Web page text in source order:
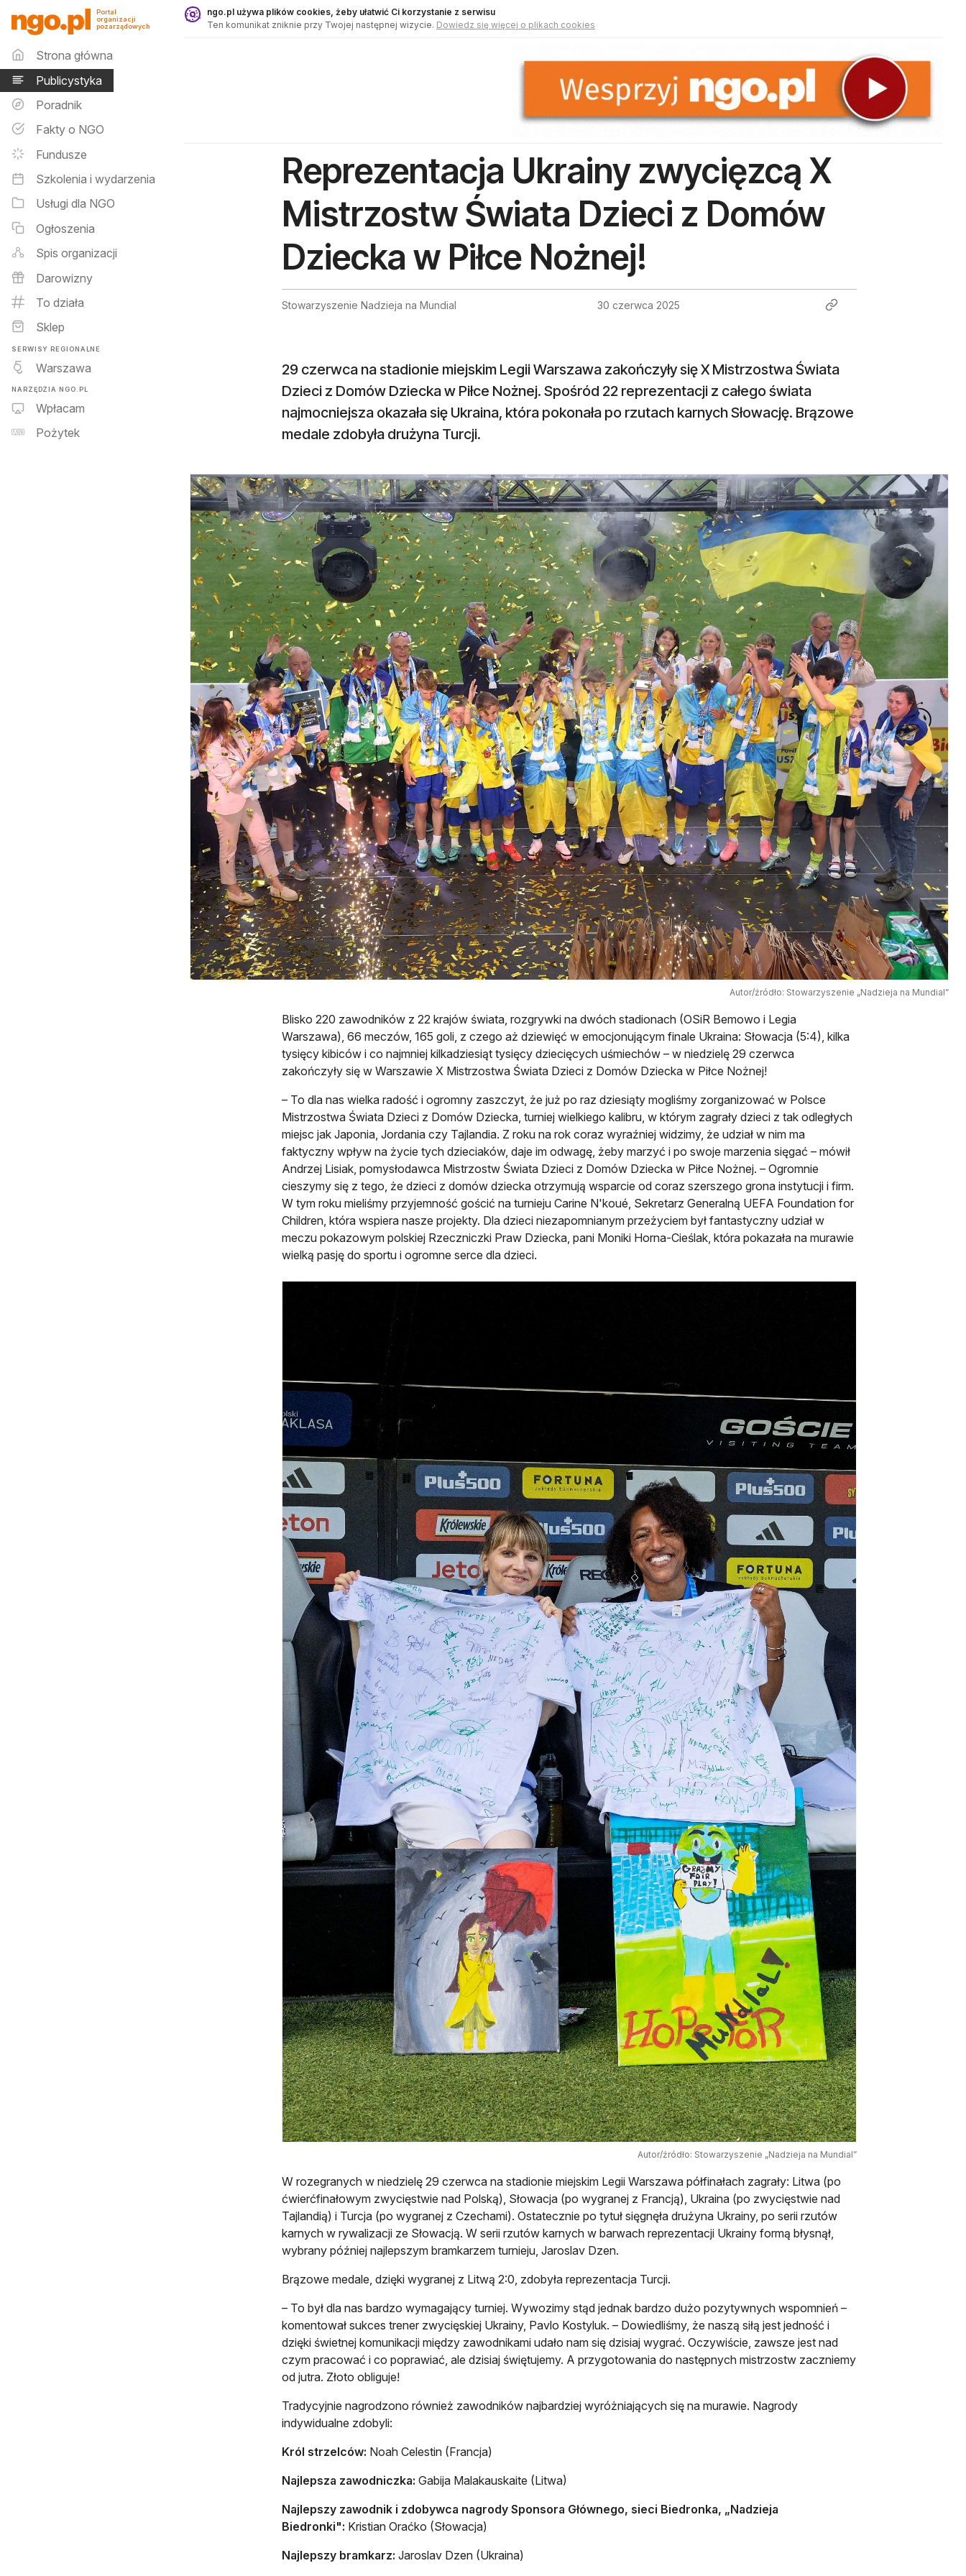
Publicystyka - ngo.pl
Portal
organizacji
pozarządowych
Menu główne
Strona główna
Publicystyka
Poradnik
Fakty o NGO
Fundusze
Szkolenia i wydarzenia
Usługi dla NGO
Ogłoszenia
Spis organizacji
Darowizny
To działa
Sklep
SERWISY REGIONALNE
Warszawa
NARZĘDZIA NGO.PL
Wpłacam
Pożytek
ngo.pl używa plików cookies, żeby ułatwić Ci korzystanie z serwisu
Ten komunikat zniknie przy Twojej następnej wizycie. Dowiedz się więcej o plikach cookies
Reprezentacja Ukrainy zwycięzcą X
Mistrzostw Świata Dzieci z Domów
Dziecka w Piłce Nożnej!
Stowarzyszenie Nadzieja na Mundial 30 czerwca 2025
29 czerwca na stadionie miejskim Legii Warszawa zakończyły się X Mistrzostwa Świata
Dzieci z Domów Dziecka w Piłce Nożnej. Spośród 22 reprezentacji z całego świata
najmocniejsza okazała się Ukraina, która pokonała po rzutach karnych Słowację. Brązowe
medale zdobyła drużyna Turcji.
Autor/źródło: Stowarzyszenie „Nadzieja na Mundial”
Blisko 220 zawodników z 22 krajów świata, rozgrywki na dwóch stadionach (OSiR Bemowo i Legia
Warszawa), 66 meczów, 165 goli, z czego aż dziewięć w emocjonującym finale Ukraina: Słowacja (5:4), kilka
tysięcy kibiców i co najmniej kilkadziesiąt tysięcy dziecięcych uśmiechów – w niedzielę 29 czerwca
zakończyły się w Warszawie X Mistrzostwa Świata Dzieci z Domów Dziecka w Piłce Nożnej!
– To dla nas wielka radość i ogromny zaszczyt, że już po raz dziesiąty mogliśmy zorganizować w Polsce
Mistrzostwa Świata Dzieci z Domów Dziecka, turniej wielkiego kalibru, w którym zagrały dzieci z tak odległych
miejsc jak Japonia, Jordania czy Tajlandia. Z roku na rok coraz wyraźniej widzimy, że udział w nim ma
faktyczny wpływ na życie tych dzieciaków, daje im odwagę, żeby marzyć i po swoje marzenia sięgać – mówił
Andrzej Lisiak, pomysłodawca Mistrzostw Świata Dzieci z Domów Dziecka w Piłce Nożnej. – Ogromnie
cieszymy się z tego, że dzieci z domów dziecka otrzymują wsparcie od coraz szerszego grona instytucji i firm.
W tym roku mieliśmy przyjemność gościć na turnieju Carine N'koué, Sekretarz Generalną UEFA Foundation for
Children, która wspiera nasze projekty. Dla dzieci niezapomnianym przeżyciem był fantastyczny udział w
meczu pokazowym polskiej Rzeczniczki Praw Dziecka, pani Moniki Horna-Cieślak, która pokazała na murawie
wielką pasję do sportu i ogromne serce dla dzieci.
Autor/źródło: Stowarzyszenie „Nadzieja na Mundial”
W rozegranych w niedzielę 29 czerwca na stadionie miejskim Legii Warszawa półfinałach zagrały: Litwa (po
ćwierćfinałowym zwycięstwie nad Polską), Słowacja (po wygranej z Francją), Ukraina (po zwycięstwie nad
Tajlandią) i Turcja (po wygranej z Czechami). Ostatecznie po tytuł sięgnęła drużyna Ukrainy, po serii rzutów
karnych w rywalizacji ze Słowacją. W serii rzutów karnych w barwach reprezentacji Ukrainy formą błysnął,
wybrany później najlepszym bramkarzem turnieju, Jaroslav Dzen.
Brązowe medale, dzięki wygranej z Litwą 2:0, zdobyła reprezentacja Turcji.
– To był dla nas bardzo wymagający turniej. Wywozimy stąd jednak bardzo dużo pozytywnych wspomnień –
komentował sukces trener zwycięskiej Ukrainy, Pavlo Kostyluk. – Dowiedliśmy, że naszą siłą jest jedność i
dzięki świetnej komunikacji między zawodnikami udało nam się dzisiaj wygrać. Oczywiście, zawsze jest nad
czym pracować i co poprawiać, ale dzisiaj świętujemy. A przygotowania do następnych mistrzostw zaczniemy
od jutra. Złoto obliguje!
Tradycyjnie nagrodzono również zawodników najbardziej wyróżniających się na murawie. Nagrody
indywidualne zdobyli:
Król strzelców: Noah Celestin (Francja)
Najlepsza zawodniczka: Gabija Malakauskaite (Litwa)
Najlepszy zawodnik i zdobywca nagrody Sponsora Głównego, sieci Biedronka, „Nadzieja
Biedronki": Kristian Oraćko (Słowacja)
Najlepszy bramkarz: Jaroslav Dzen (Ukraina)